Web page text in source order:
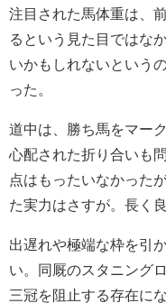
注目された馬体重は、
るという見た目ではな
いかもしれないという
った。
道中は、勝ち馬をマー
心配された折り合いも
点はもったいなかった
た実力はさすが。長く
出遅れや極端な枠を引
い。同厩のスタニング
三冠を阻止する存在に